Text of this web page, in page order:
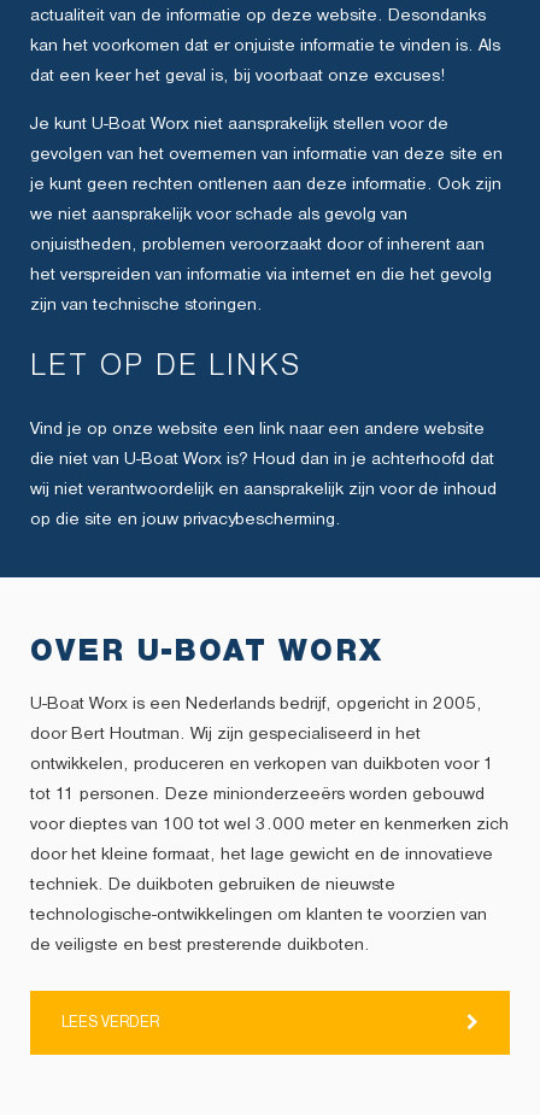
actualiteit van de informatie op deze website. Desondanks
kan het voorkomen dat er onjuiste informatie te vinden is. Als
dat een keer het geval is, bij voorbaat onze excuses!
Je kunt U-Boat Worx niet aansprakelijk stellen voor de
gevolgen van het overnemen van informatie van deze site en
je kunt geen rechten ontlenen aan deze informatie. Ook zijn
we niet aansprakelijk voor schade als gevolg van
onjuistheden, problemen veroorzaakt door of inherent aan
het verspreiden van informatie via internet en die het gevolg
zijn van technische storingen.
LET OP DE LINKS
Vind je op onze website een link naar een andere website
die niet van U-Boat Worx is? Houd dan in je achterhoofd dat
wij niet verantwoordelijk en aansprakelijk zijn voor de inhoud
op die site en jouw privacybescherming.
OVER U-BOAT WORX
U-Boat Worx is een Nederlands bedrijf, opgericht in 2005,
door Bert Houtman. Wij zijn gespecialiseerd in het
ontwikkelen, produceren en verkopen van duikboten voor 1
tot 11 personen. Deze minionderzeeërs worden gebouwd
voor dieptes van 100 tot wel 3.000 meter en kenmerken zich
door het kleine formaat, het lage gewicht en de innovatieve
techniek. De duikboten gebruiken de nieuwste
technologische-ontwikkelingen om klanten te voorzien van
de veiligste en best presterende duikboten.
LEES VERDER